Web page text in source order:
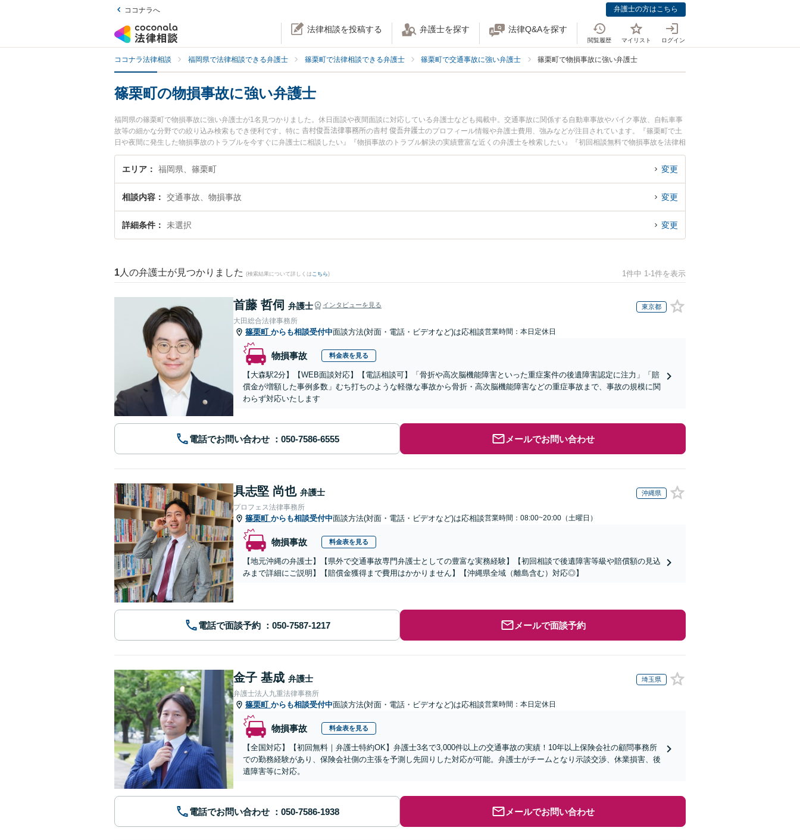
ココナラへ 弁護士の方はこちら
法律相談を投稿する 弁護士を探す 法律Q&Aを探す
閲覧履歴 マイリスト ログイン
ココナラ法律相談 福岡県で法律相談できる弁護士 篠栗町で法律相談できる弁護士 篠栗町で交通事故に強い弁護士 篠栗町で物損事故に強い弁護士
篠栗町の物損事故に強い弁護士
福岡県の篠栗町で物損事故に強い弁護士が1名見つかりました。休日面談や夜間面談に対応している弁護士なども掲載中。交通事故に関係する自動車事故やバイク事故、自転車事
故等の細かな分野での絞り込み検索もでき便利です。特に 𠮷村俊吾法律事務所の𠮷村 俊吾弁護士のプロフィール情報や弁護士費用、強みなどが注目されています。『篠栗町で土
日や夜間に発生した物損事故のトラブルを今すぐに弁護士に相談したい』『物損事故のトラブル解決の実績豊富な近くの弁護士を検索したい』『初回相談無料で物損事故を法律相
談できる篠栗町内の弁護士に相談予約したい』などでお困りの相談者さんにおすすめです。
エリア 福岡県、篠栗町 変更
相談内容 交通事故、物損事故 変更
詳細条件 未選択 変更
1 人の弁護士が見つかりました (検索結果について詳しくは こちら) 1件中 1-1件を表示
首藤 哲伺 弁護士 インタビューを見る 東京都
大田総合法律事務所
篠栗町 からも相談受付中面談方法(対面・電話・ビデオなど)は応相談営業時間：本日定休日
物損事故 料金表を見る
【大森駅2分】【WEB面談対応】【電話相談可】「骨折や高次脳機能障害といった重症案件の後遺障害認定に注力」「賠
償金が増額した事例多数」むち打ちのような軽微な事故から骨折・高次脳機能障害などの重症事故まで、事故の規模に関
わらず対応いたします
電話でお問い合わせ メールでお問い合わせ
具志堅 尚也 弁護士 沖縄県
プロフェス法律事務所
篠栗町 からも相談受付中面談方法(対面・電話・ビデオなど)は応相談営業時間：08:00~20:00（土曜日）
物損事故 料金表を見る
【地元沖縄の弁護士】【県外で交通事故専門弁護士としての豊富な実務経験】【初回相談で後遺障害等級や賠償額の見込
みまで詳細にご説明】【賠償金獲得まで費用はかかりません】【沖縄県全域（離島含む）対応◎】
電話で面談予約 メールで面談予約
金子 基成 弁護士 埼玉県
弁護士法人九重法律事務所
篠栗町 からも相談受付中面談方法(対面・電話・ビデオなど)は応相談営業時間：本日定休日
物損事故 料金表を見る
【全国対応】【初回無料｜弁護士特約OK】弁護士3名で3,000件以上の交通事故の実績！10年以上保険会社の顧問事務所
での勤務経験があり、保険会社側の主張を予測し先回りした対応が可能。弁護士がチームとなり示談交渉、休業損害、後
遺障害等に対応。
電話でお問い合わせ メールでお問い合わせ